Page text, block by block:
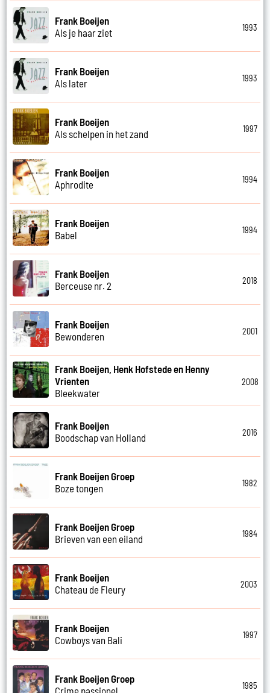
Frank Boeijen
Als je haar ziet
1993
Frank Boeijen
Als later
1993
Frank Boeijen
Als schelpen in het zand
1997
Frank Boeijen
Aphrodite
1994
Frank Boeijen
Babel
1994
Frank Boeijen
Berceuse nr. 2
2018
Frank Boeijen
Bewonderen
2001
Frank Boeijen, Henk Hofstede en Henny
Vrienten
Bleekwater
2008
Frank Boeijen
Boodschap van Holland
2016
Frank Boeijen Groep
Boze tongen
1982
Frank Boeijen Groep
Brieven van een eiland
1984
Frank Boeijen
Chateau de Fleury
2003
Frank Boeijen
Cowboys van Bali
1997
Frank Boeijen Groep
Crime passionel
1985